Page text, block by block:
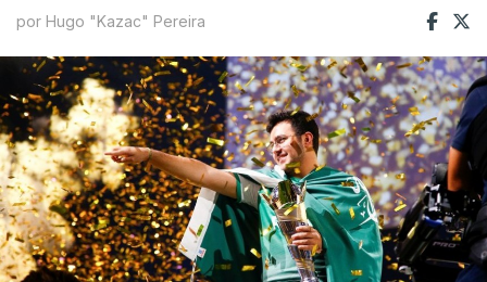
por Hugo "Kazac" Pereira